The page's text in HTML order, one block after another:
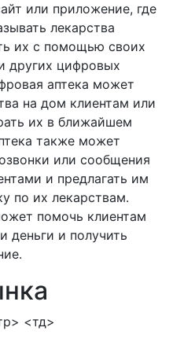
или приложение, где
лекарства
их с помощью своих
других цифровых
аптека может
на дом клиентам или
их в ближайшем
также может
или сообщения
и предлагать им
по их лекарствам.
помочь клиентам
деньги и получить
<тд>